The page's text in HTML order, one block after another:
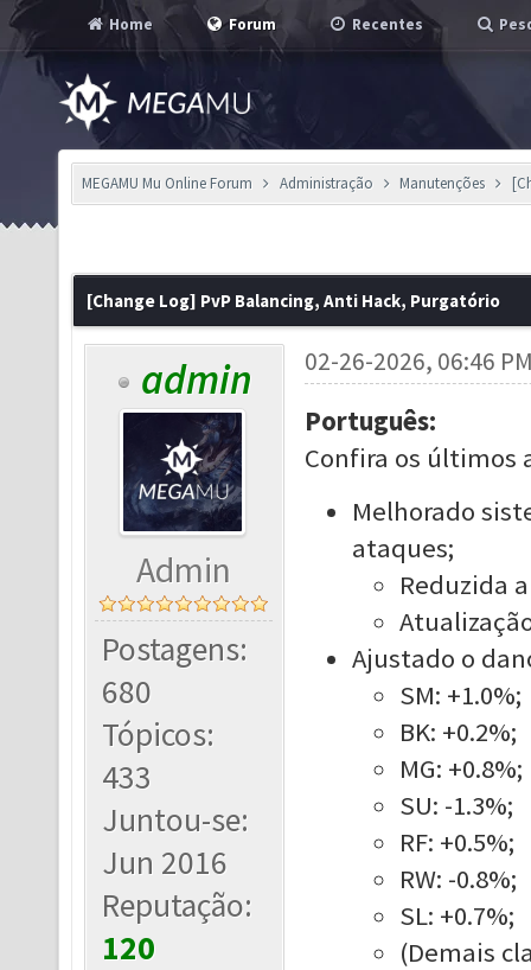
Home Forum Recentes
MEGAMU Mu Online Forum Administração Manutenções
[Change Log] PvP Balancing, Anti Hack, Purgatório
admin
Admin
Postagens:
680
Tópicos:
433
Juntou-se:
Jun 2016
Reputação:
120
02-26-2026, 06:46
Português:
Confira os últimos
Melhorado
ataques;
Reduzida
Ajustado o
SM: +1.0%;
BK: +0.2%;
MG: +0.8%;
SU: -1.3%;
RF: +0.5%;
RW: -0.8%;
SL: +0.7%;
(Demais